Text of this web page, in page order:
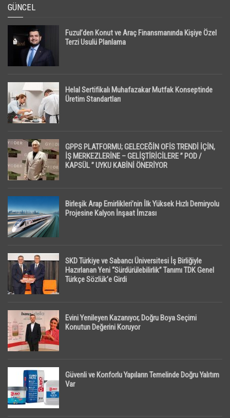
GÜNCEL
Fuzul’den Konut ve Araç Finansmanında Kişiye Özel
Terzi Usulü Planlama
Helal Sertifikalı Muhafazakar Mutfak Konseptinde
Üretim Standartları
GPPS PLATFORMU; GELECEĞİN OFİS TRENDİ İÇİN,
İŞ MERKEZLERİNE – GELİŞTİRİCİLERE ” POD /
KAPSÜL ” UYKU KABİNİ ÖNERİYOR
Birleşik Arap Emirlikleri’nin İlk Yüksek Hızlı Demiryolu
Projesine Kalyon İnşaat İmzası
SKD Türkiye ve Sabancı Üniversitesi İş Birliğiyle
Hazırlanan Yeni “Sürdürülebilirlik” Tanımı TDK Genel
Türkçe Sözlük’e Girdi
Evini Yenileyen Kazanıyor, Doğru Boya Seçimi
Konutun Değerini Koruyor
Güvenli ve Konforlu Yapıların Temelinde Doğru Yalıtım
Var